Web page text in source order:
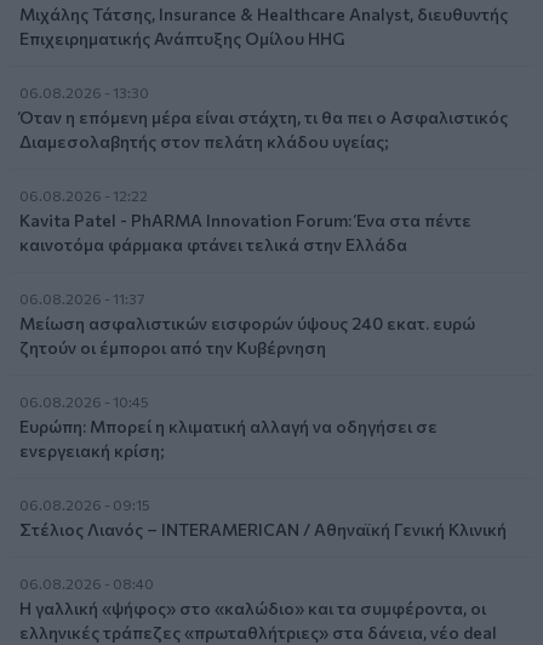
Μιχάλης Τάτσης, Insurance & Healthcare Analyst, διευθυντής
Επιχειρηματικής Ανάπτυξης Ομίλου HHG
06.08.2026 - 13:30
Όταν η επόμενη μέρα είναι στάχτη, τι θα πει ο Ασφαλιστικός
Διαμεσολαβητής στον πελάτη κλάδου υγείας;
06.08.2026 - 12:22
Kavita Patel - PhARMA Innovation Forum: Ένα στα πέντε
καινοτόμα φάρμακα φτάνει τελικά στην Ελλάδα
06.08.2026 - 11:37
Μείωση ασφαλιστικών εισφορών ύψους 240 εκατ. ευρώ
ζητούν οι έμποροι από την Κυβέρνηση
06.08.2026 - 10:45
Ευρώπη: Μπορεί η κλιματική αλλαγή να οδηγήσει σε
ενεργειακή κρίση;
06.08.2026 - 09:15
Στέλιος Λιανός – INTERAMERICAN / Αθηναϊκή Γενική Κλινική
06.08.2026 - 08:40
Η γαλλική «ψήφος» στο «καλώδιο» και τα συμφέροντα, οι
ελληνικές τράπεζες «πρωταθλήτριες» στα δάνεια, νέο deal